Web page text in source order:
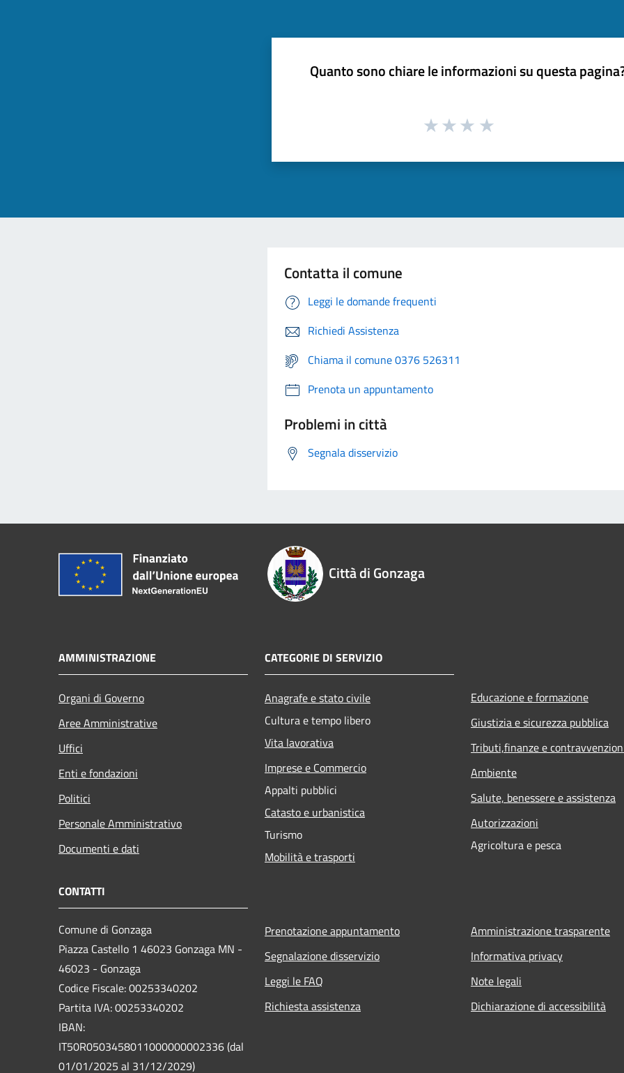
Quanto sono chiare le informazioni su questa
Contatta il comune
Leggi le domande frequenti
Richiedi Assistenza
Chiama il comune 0376 526311
Prenota un appuntamento
Problemi in città
Segnala disservizio
Città di Gonzaga
AMMINISTRAZIONE
Organi di Governo
Aree Amministrative
Uffici
Enti e fondazioni
Politici
Personale Amministrativo
Documenti e dati
CATEGORIE DI SERVIZIO
Anagrafe e stato civile
Cultura e tempo libero
Vita lavorativa
Imprese e Commercio
Appalti pubblici
Catasto e urbanistica
Turismo
Mobilità e trasporti
Educazione e formazione
Giustizia e sicurezza pubblica
Tributi,finanze e
Ambiente
Salute, benessere e assistenza
Autorizzazioni
Agricoltura e pesca
CONTATTI
Comune di Gonzaga
Piazza Castello 1 46023 Gonzaga MN -
46023 - Gonzaga
Codice Fiscale: 00253340202
Partita IVA: 00253340202
IBAN:
IT50R0503458011000000002336 (dal
01/01/2025 al 31/12/2029)
Prenotazione appuntamento
Segnalazione disservizio
Leggi le FAQ
Richiesta assistenza
Amministrazione trasparente
Informativa privacy
Note legali
Dichiarazione di accessibilità